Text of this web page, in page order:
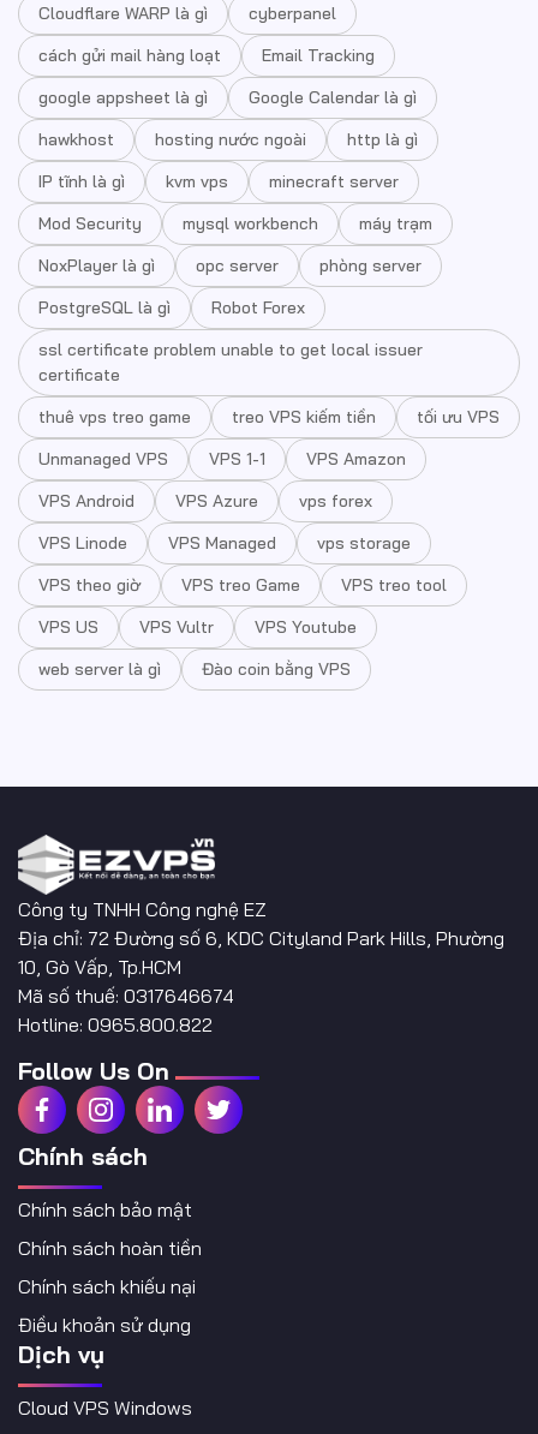
Cloudflare WARP là gì
cyberpanel
cách gửi mail hàng loạt
Email Tracking
google appsheet là gì
Google Calendar là gì
hawkhost
hosting nước ngoài
http là gì
IP tĩnh là gì
kvm vps
minecraft server
Mod Security
mysql workbench
máy trạm
NoxPlayer là gì
opc server
phòng server
PostgreSQL là gì
Robot Forex
ssl certificate problem unable to get local issuer
certificate
thuê vps treo game
treo VPS kiếm tiền
tối ưu VPS
Unmanaged VPS
VPS 1-1
VPS Amazon
VPS Android
VPS Azure
vps forex
VPS Linode
VPS Managed
vps storage
VPS theo giờ
VPS treo Game
VPS treo tool
VPS US
VPS Vultr
VPS Youtube
web server là gì
Đào coin bằng VPS
Công ty TNHH Công nghệ EZ
Địa chỉ: 72 Đường số 6, KDC Cityland Park Hills, Phường
10, Gò Vấp, Tp.HCM
Mã số thuế: 0317646674
Hotline: 0965.800.822
Follow Us On
Chính sách
Chính sách bảo mật
Chính sách hoàn tiền
Chính sách khiếu nại
Điều khoản sử dụng
Dịch vụ
Cloud VPS Windows